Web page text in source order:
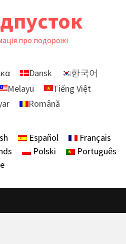
про подорожі
Dansk
한국어
Melayu
Tiếng Việt
Română
Español
Français
Polski
Português